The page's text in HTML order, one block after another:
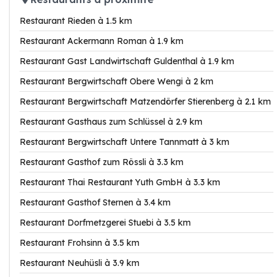
Restaurant Rieden à 1.5 km
Restaurant Ackermann Roman à 1.9 km
Restaurant Gast Landwirtschaft Guldenthal à 1.9 km
Restaurant Bergwirtschaft Obere Wengi à 2 km
Restaurant Bergwirtschaft Matzendörfer Stierenberg à 2.1 km
Restaurant Gasthaus zum Schlüssel à 2.9 km
Restaurant Bergwirtschaft Untere Tannmatt à 3 km
Restaurant Gasthof zum Rössli à 3.3 km
Restaurant Thai Restaurant Yuth GmbH à 3.3 km
Restaurant Gasthof Sternen à 3.4 km
Restaurant Dorfmetzgerei Stuebi à 3.5 km
Restaurant Frohsinn à 3.5 km
Restaurant Neuhüsli à 3.9 km